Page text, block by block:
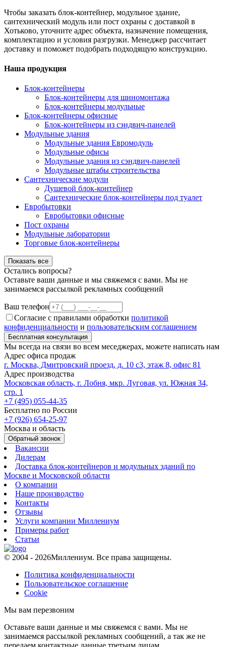
Чтобы заказать блок-контейнер, модульное здание,
сантехнический модуль или пост охраны с доставкой в
Хотьково, уточните адрес объекта, назначение помещения,
комплектацию и условия разгрузки. Менеджер рассчитает
доставку и поможет подобрать подходящую конструкцию.
Наша продукция
Блок-контейнеры
Блок-контейнеры для шиномонтажа
Блок-контейнеры модульные
Блок-контейнеры офисные
Блок-контейнеры из сэндвич-панелей
Модульные здания
Модульные здания Евромодуль
Модульные офисы
Модульные здания из сэндвич-панелей
Модульные штабы строительства
Сантехнические модули
Душевой блок-контейнер
Сантехнические блок-контейнеры под туалет
Евробытовки
Евробытовки офисные
Пост охраны
Модульные лаборатории
Торговые блок-контейнеры
Показать все
Остались вопросы?
Оставьте ваши данные и мы свяжемся с вами. Мы не
занимаемся рассылкой рекламных сообщений
Ваш телефон
Согласие с правилами обработки политикой
конфиденциальности и пользовательским соглашением
Бесплатная консультация
Мы всегда на связи во всем меседжерах, можете написать нам
Адрес офиса продаж
г. Москва, Дмитровский проезд, д. 10 с3, этаж 8, офис 81
Адрес производства
Московская область, г. Лобня, мкр. Луговая, ул. Южная 34,
стр. 1
+7 (495) 055-44-35
Бесплатно по России
+7 (926) 654-25-97
Москва и область
Обратный звонок
Вакансии
Дилерам
Доставка блок-контейнеров и модульных зданий по
Москве и Московской области
О компании
Наше производство
Контакты
Отзывы
Услуги компании Миллениум
Примеры работ
Статьи
© 2004 - 2026Миллениум. Все права защищены.
Политика конфиденциальности
Пользовательское соглашение
Cookie
Мы вам перезвоним
Оставьте ваши данные и мы свяжемся с вами. Мы не
занимаемся рассылкой рекламных сообщений, а так же не